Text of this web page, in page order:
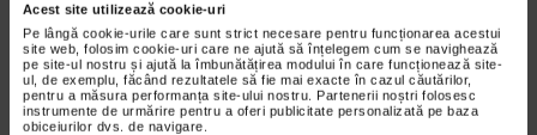
Acest site utilizează cookie-uri
Pe lângă cookie-urile care sunt strict necesare pentru funcționarea acestui
site web, folosim cookie-uri care ne ajută să înțelegem cum se navighează
pe site-ul nostru și ajută la îmbunătățirea modului în care funcționează site-
ul, de exemplu, făcând rezultatele să fie mai exacte în cazul căutărilor,
pentru a măsura performanța site-ului nostru. Partenerii noștri folosesc
instrumente de urmărire pentru a oferi publicitate personalizată pe baza
obiceiurilor dvs. de navigare.
VIDEO